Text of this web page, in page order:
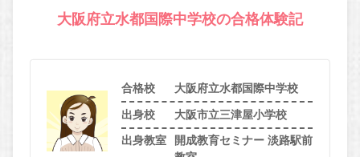
大阪府立水都国際中学校の合格体験記
合格校 大阪府立水都国際中学校
出身校 大阪市立三津屋小学校
出身教室
開成教育セミナー 淡路駅前